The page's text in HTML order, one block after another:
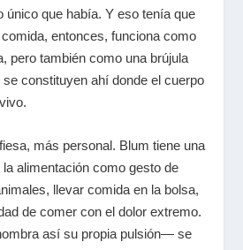
que había. Y eso tenía que
entonces, funciona como
pero también como una brújula
constituyen ahí donde el cuerpo
más personal. Blum tiene una
alimentación como gesto de
llevar comida en la bolsa,
de comer con el dolor extremo.
así su propia pulsión— se